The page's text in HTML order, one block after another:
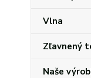
Vlna
Zľavnený
Naše